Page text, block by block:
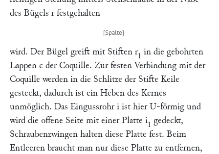
des Bügels rfestgehalten
wird. Der Bügel greift mit Stiften r1 in die gebohrten
Lappen c der Coquille. Zur festen Verbindung mit der
Coquille werden in die Schlitze der Stifte Keile
gesteckt, dadurch ist ein Heben des Kernes
unmöglich. Das Eingussrohr i ist hier U-förmig und
wird die offene Seite mit einer Platte i1 gedeckt,
Schraubenzwingen halten diese Platte fest. Beim
Entleeren braucht man nur diese Platte zu entfernen,